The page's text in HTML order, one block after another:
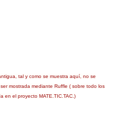
tal y como se muestra aquí, no se
mostrada mediante Ruffle ( sobre todo los
en el proyecto MATE.TIC.TAC.)